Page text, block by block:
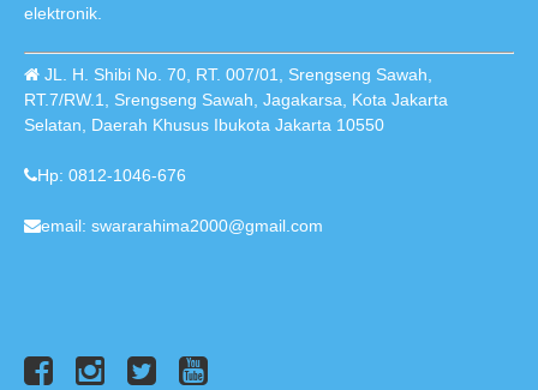
elektronik.
JL. H. Shibi No. 70, RT. 007/01, Srengseng Sawah,
RT.7/RW.1, Srengseng Sawah, Jagakarsa, Kota Jakarta
Selatan, Daerah Khusus Ibukota Jakarta 10550
Hp: 0812-1046-676
email: swararahima2000@gmail.com